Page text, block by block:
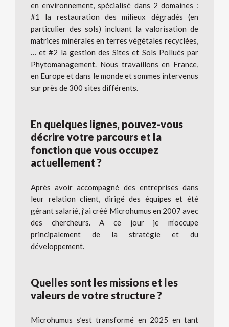
en environnement, spécialisé dans 2 domaines :
#1 la restauration des milieux dégradés (en
particulier des sols) incluant la valorisation de
matrices minérales en terres végétales recyclées,
… et #2 la gestion des Sites et Sols Pollués par
Phytomanagement. Nous travaillons en France,
en Europe et dans le monde et sommes intervenus
sur près de 300 sites différents.
En quelques lignes, pouvez-vous
décrire votre parcours et la
fonction que vous occupez
actuellement ?
Après avoir accompagné des entreprises dans
leur relation client, dirigé des équipes et été
gérant salarié, j’ai créé Microhumus en 2007 avec
des chercheurs. A ce jour je m’occupe
principalement de la stratégie et du
développement.
Quelles sont les missions et les
valeurs de votre structure ?
Microhumus s’est transformé en 2025 en tant